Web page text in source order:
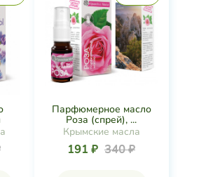
Парфюмерное масло
Роза (спрей), ...
Крымские масла
191 ₽ 340 ₽